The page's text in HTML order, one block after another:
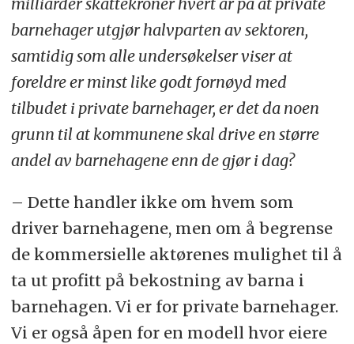
barnehager utgjør halvparten av sektoren,
samtidig som alle undersøkelser viser at
foreldre er minst like godt fornøyd med
tilbudet i private barnehager, er det da noen
grunn til at kommunene skal drive en større
andel av barnehagene enn de gjør i dag?
– Dette handler ikke om hvem som
driver barnehagene, men om å begrense
de kommersielle aktørenes mulighet til å
ta ut profitt på bekostning av barna i
barnehagen. Vi er for private barnehager.
Vi er også åpen for en modell hvor eiere